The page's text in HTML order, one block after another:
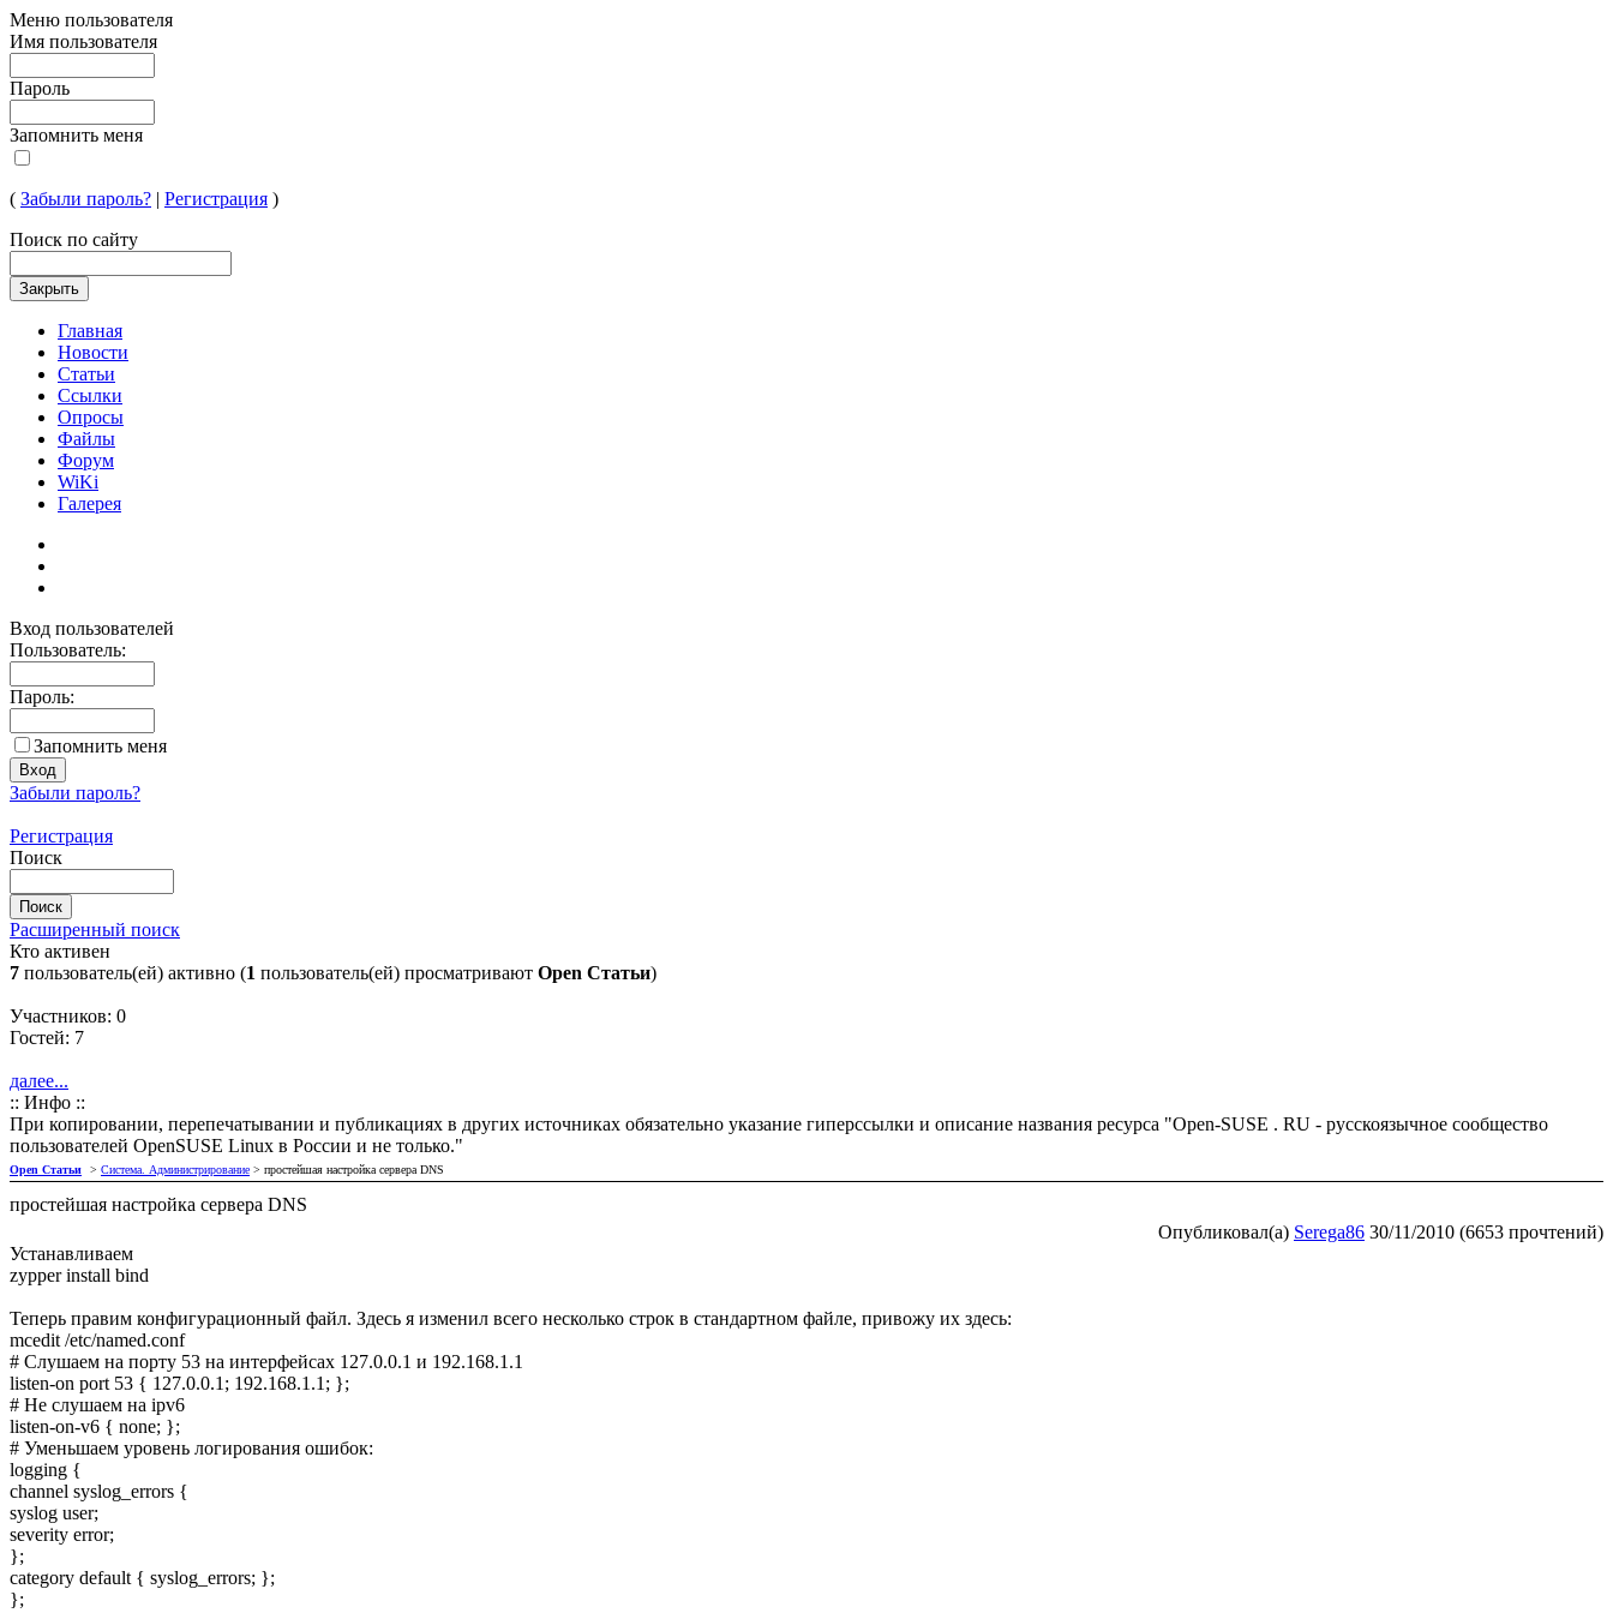
Меню пользователя
Имя пользователя
Пароль
Запомнить меня
( Забыли пароль? | Регистрация )
Поиск по сайту
Главная
Новости
Статьи
Ссылки
Опросы
Файлы
Форум
WiKi
Галерея
Вход пользователей
Пользователь:
Пароль:
Запомнить меня
Забыли пароль?
Регистрация
Поиск
Расширенный поиск
Кто активен
7 пользователь(ей) активно (1 пользователь(ей) просматривают Open Статьи)
Участников: 0
Гостей: 7
далее...
:: Инфо ::
При копировании, перепечатывании и публикациях в других источниках обязательно указание гиперссылки и описание названия ресурса "Open-SUSE . RU - русскоязычное сообщество
пользователей OpenSUSE Linux в России и не только."
Open Статьи > Система. Администрирование > простейшая настройка сервера DNS
простейшая настройка сервера DNS
Опубликовал(а) Serega86 30/11/2010 (6653 прочтений)
Устанавливаем
zypper install bind
Теперь правим конфигурационный файл. Здесь я изменил всего несколько строк в стандартном файле, привожу их здесь:
mcedit /etc/named.conf
# Слушаем на порту 53 на интерфейсах 127.0.0.1 и 192.168.1.1
listen-on port 53 { 127.0.0.1; 192.168.1.1; };
# Не слушаем на ipv6
listen-on-v6 { none; };
# Уменьшаем уровень логирования ошибок:
logging {
channel syslog_errors {
syslog user;
severity error;
};
category default { syslog_errors; };
};